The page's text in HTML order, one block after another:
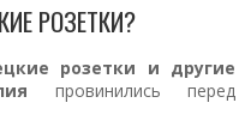
РОЗЕТКИ?
розетки и другие
провинились перед